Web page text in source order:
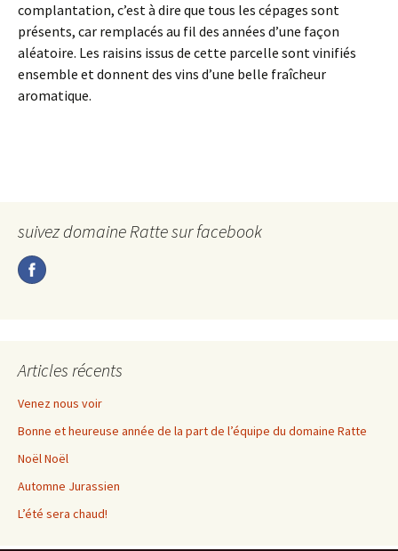
complantation, c’est à dire que tous les cépages sont
présents, car remplacés au fil des années d’une façon
aléatoire. Les raisins issus de cette parcelle sont vinifiés
ensemble et donnent des vins d’une belle fraîcheur
aromatique.
suivez domaine Ratte sur facebook
Articles récents
Venez nous voir
Bonne et heureuse année de la part de l’équipe du domaine Ratte
Noël Noël
Automne Jurassien
L’été sera chaud!